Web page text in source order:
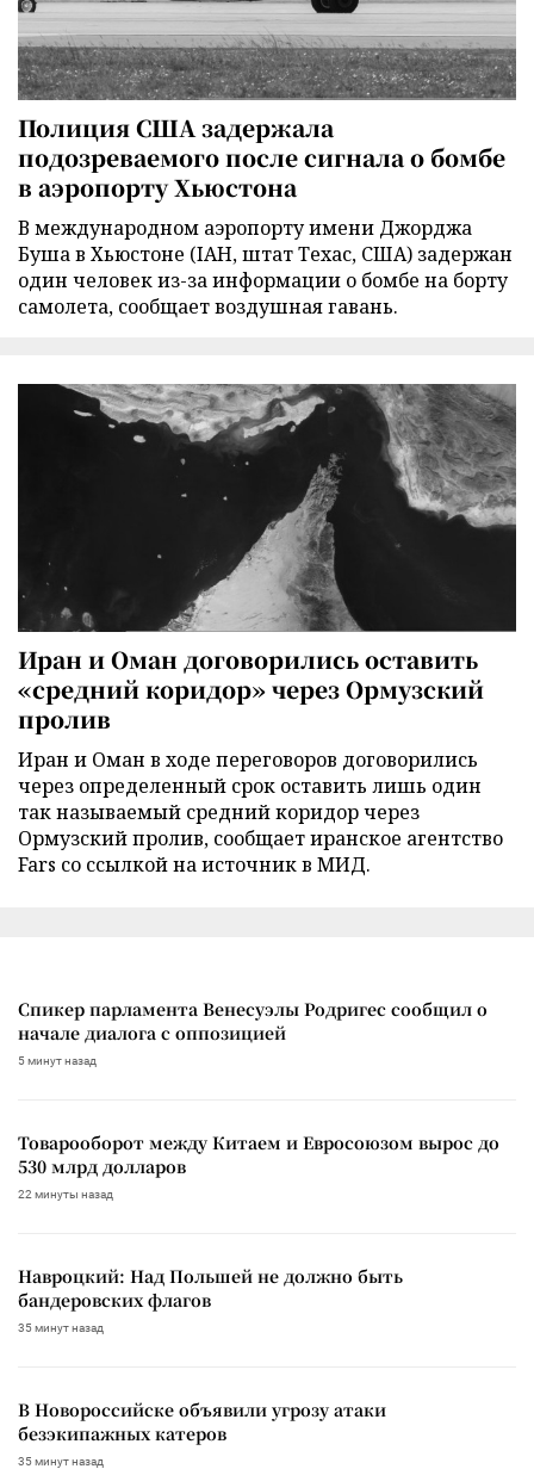
Полиция США задержала
подозреваемого после сигнала о бомбе
в аэропорту Хьюстона
В международном аэропорту имени Джорджа
Буша в Хьюстоне (IAH, штат Техас, США) задержан
один человек из-за информации о бомбе на борту
самолета, сообщает воздушная гавань.
Иран и Оман договорились оставить
«средний коридор» через Ормузский
пролив
Иран и Оман в ходе переговоров договорились
через определенный срок оставить лишь один
так называемый средний коридор через
Ормузский пролив, сообщает иранское агентство
Fars со ссылкой на источник в МИД.
Спикер парламента Венесуэлы Родригес сообщил о
начале диалога с оппозицией
5 минут назад
Товарооборот между Китаем и Евросоюзом вырос до
530 млрд долларов
22 минуты назад
Навроцкий: Над Польшей не должно быть
бандеровских флагов
35 минут назад
В Новороссийске объявили угрозу атаки
безэкипажных катеров
35 минут назад